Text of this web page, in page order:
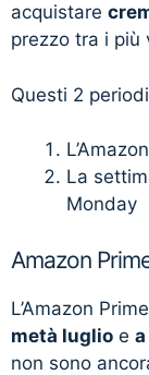
acquistare
prezzo tra i più
Questi 2
La
Monday
Amazon
L’Amazon
metà luglio e
non sono